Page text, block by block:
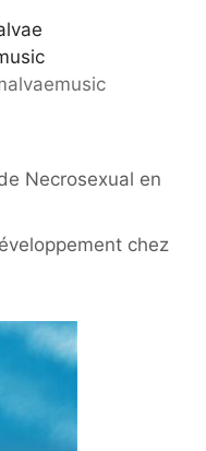
Necrosexual en
chez